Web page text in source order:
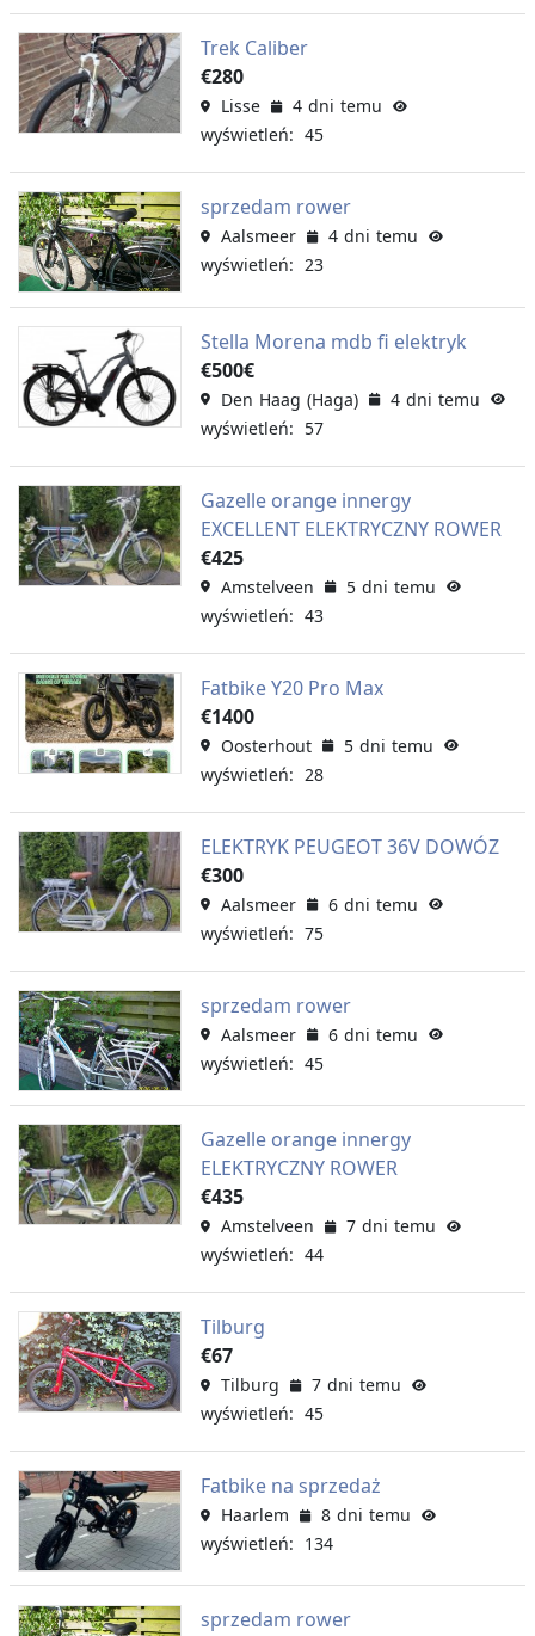
Trek Caliber
€280
Lisse
4 dni temu
wyświetleń: 45
sprzedam rower
Aalsmeer
4 dni temu
wyświetleń: 23
Stella Morena mdb fi elektryk
€500€
Den Haag (Haga)
4 dni temu
wyświetleń: 57
Gazelle orange innergy
EXCELLENT ELEKTRYCZNY ROWER
€425
Amstelveen
5 dni temu
wyświetleń: 43
Fatbike Y20 Pro Max
€1400
Oosterhout
5 dni temu
wyświetleń: 28
ELEKTRYK PEUGEOT 36V DOWÓZ
€300
Aalsmeer
6 dni temu
wyświetleń: 75
sprzedam rower
Aalsmeer
6 dni temu
wyświetleń: 45
Gazelle orange innergy
ELEKTRYCZNY ROWER
€435
Amstelveen
7 dni temu
wyświetleń: 44
Tilburg
€67
Tilburg
7 dni temu
wyświetleń: 45
Fatbike na sprzedaż
Haarlem
8 dni temu
wyświetleń: 134
sprzedam rower